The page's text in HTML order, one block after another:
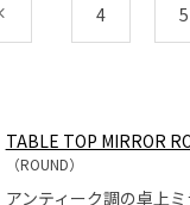
4 5
TABLE TOP MIRROR
（ROUND）
アンティーク調の卓上